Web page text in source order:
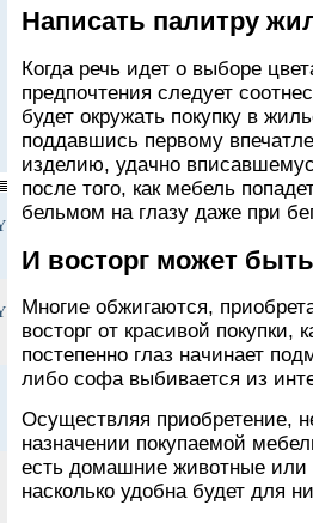
Написать палитру
Когда речь идет о выборе
предпочтения следует
будет окружать покупку в
поддавшись первому
изделию, удачно
после того, как мебель
бельмом на глазу даже при
И восторг может
Многие обжигаются,
восторг от красивой покупки,
постепенно глаз начинает
либо софа выбивается из
Осуществляя приобретение,
назначении покупаемой
есть домашние животные или
насколько удобна будет для